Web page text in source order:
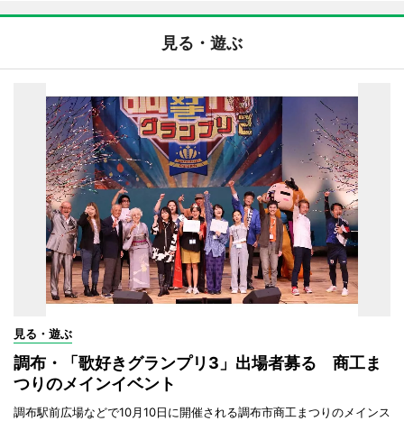
見る・遊ぶ
見る・遊ぶ
調布・「歌好きグランプリ3」出場者募る 商工ま
つりのメインイベント
調布駅前広場などで10月10日に開催される調布市商工まつりのメインス